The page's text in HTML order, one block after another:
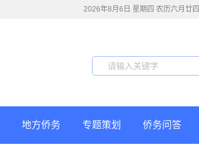
2026年8月6日 星期四 农历六月廿四
地方侨务 专题策划 侨务问答